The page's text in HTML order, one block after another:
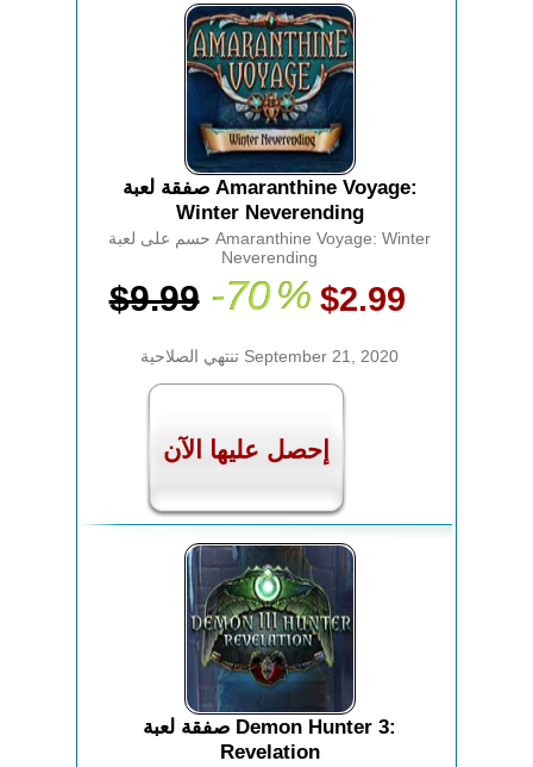
صفقة لعبة Amaranthine Voyage:
Winter Neverending
حسم على لعبة Amaranthine Voyage: Winter
Neverending
$9.99 -70% $2.99
تنتهي الصلاحية September 21, 2020
إحصل عليها الآن
صفقة لعبة Demon Hunter 3:
Revelation